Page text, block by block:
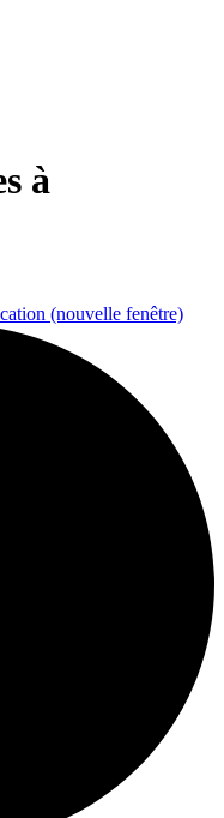
à
(nouvelle fenêtre)